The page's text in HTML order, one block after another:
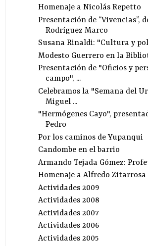
Homenaje a Nicolás Repetto
Presentación de “Vivencias”,
Rodríguez Marco
Susana Rinaldi: "Cultura y
Modesto Guerrero en la
Presentación de "Oficios y
campo", ...
Celebramos la "Semana del
Miguel ...
"Hermógenes Cayo",
Pedro
Por los caminos de Yupanqui
Candombe en el barrio
Armando Tejada Gómez:
Homenaje a Alfredo Zitarrosa
Actividades 2009
Actividades 2008
Actividades 2007
Actividades 2006
Actividades 2005